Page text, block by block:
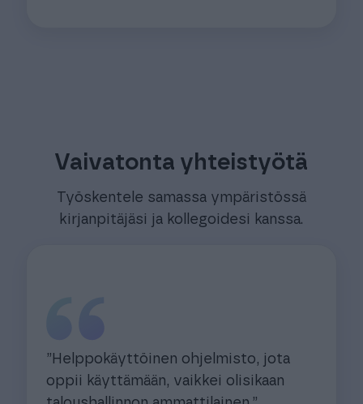
Vaivatonta yhteistyötä
Työskentele samassa ympäristössä
kirjanpitäjäsi ja kollegoidesi kanssa.
”Helppokäyttöinen ohjelmisto, jota
oppii käyttämään, vaikkei olisikaan